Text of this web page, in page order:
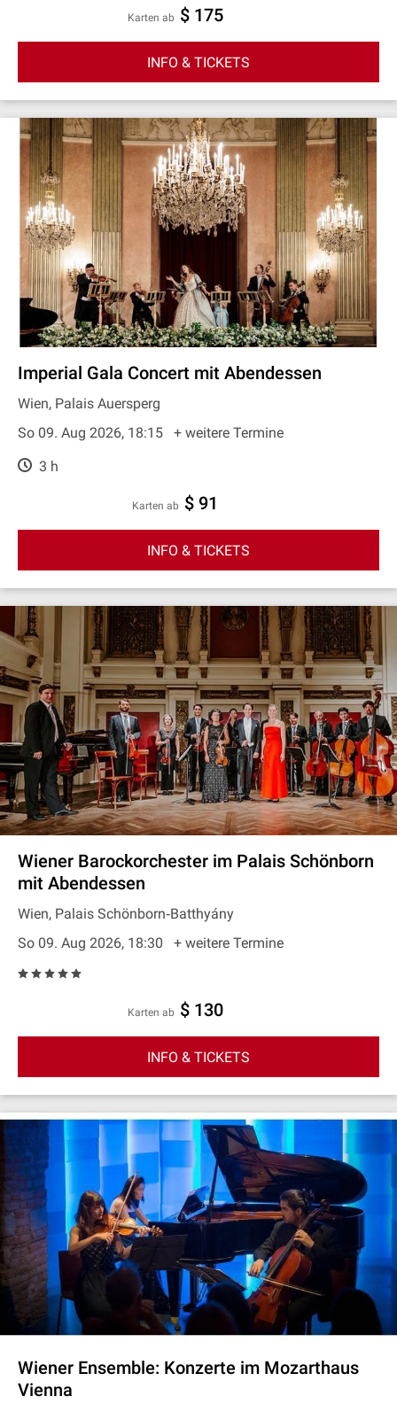
Karten ab $ 175
INFO & TICKETS
Imperial Gala Concert mit Abendessen
Wien, Palais Auersperg
So 09. Aug 2026, 18:15
+ weitere Termine
3 h
Karten ab $ 91
INFO & TICKETS
Wiener Barockorchester im Palais Schönborn
mit Abendessen
Wien, Palais Schönborn‐Batthyány
So 09. Aug 2026, 18:30
+ weitere Termine
Karten ab $ 130
INFO & TICKETS
Wiener Ensemble: Konzerte im Mozarthaus
Vienna